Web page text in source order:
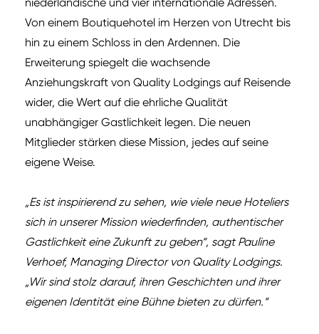
Von einem Boutiquehotel im Herzen von Utrecht bis
hin zu einem Schloss in den Ardennen. Die
Erweiterung spiegelt die wachsende
Anziehungskraft von Quality Lodgings auf Reisende
wider, die Wert auf die ehrliche Qualität
unabhängiger Gastlichkeit legen. Die neuen
Mitglieder stärken diese Mission, jedes auf seine
eigene Weise.
„Es ist inspirierend zu sehen, wie viele neue Hoteliers
sich in unserer Mission wiederfinden, authentischer
Gastlichkeit eine Zukunft zu geben“, sagt Pauline
Verhoef, Managing Director von Quality Lodgings.
„Wir sind stolz darauf, ihren Geschichten und ihrer
eigenen Identität eine Bühne bieten zu dürfen.“